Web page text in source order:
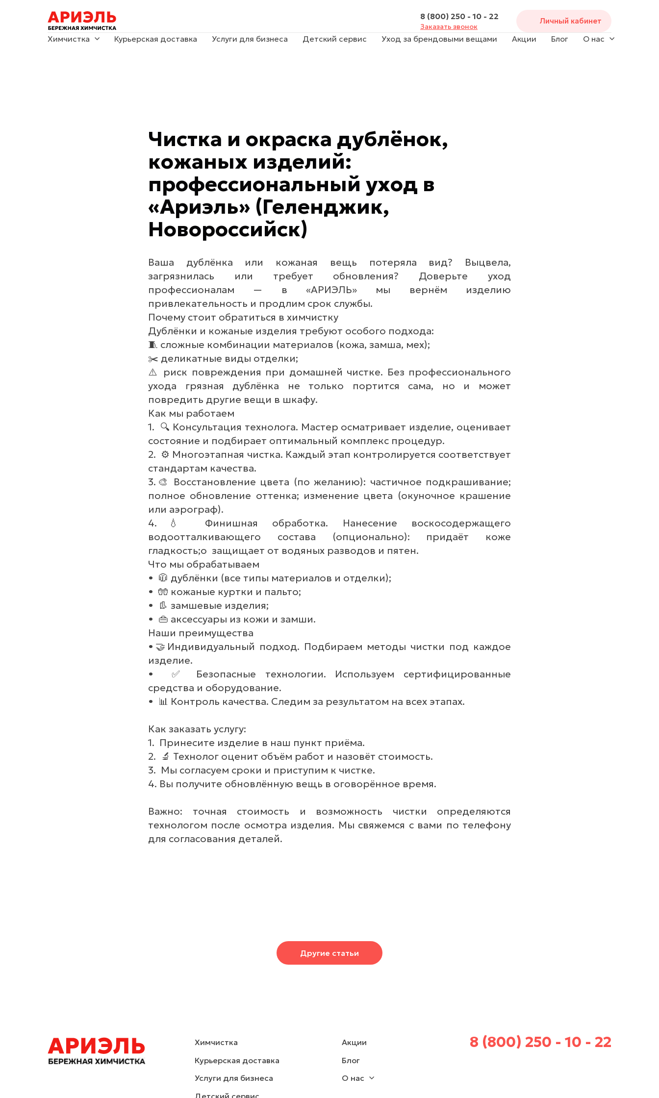
8 (800) 250 - 10 - 22
Заказать звонок
Личный кабинет
Химчистка Курьерская доставка Услуги для бизнеса Детский сервис Уход за брендовыми вещами Акции Блог О нас
Чистка и окраска дублёнок,
кожаных изделий:
профессиональный уход в
«Ариэль» (Геленджик,
Новороссийск)
Ваша дублёнка или кожаная вещь потеряла вид? Выцвела,
загрязнилась или требует обновления? Доверьте уход
профессионалам — в «АРИЭЛЬ» мы вернём изделию
привлекательность и продлим срок службы.
Почему стоит обратиться в химчистку
Дублёнки и кожаные изделия требуют особого подхода:
🧵 сложные комбинации материалов (кожа, замша, мех);
✂️ деликатные виды отделки;
⚠️ риск повреждения при домашней чистке. Без профессионального
ухода грязная дублёнка не только портится сама, но и может
повредить другие вещи в шкафу.
Как мы работаем
1. 🔍 Консультация технолога. Мастер осматривает изделие, оценивает
состояние и подбирает оптимальный комплекс процедур.
2. ⚙️ Многоэтапная чистка. Каждый этап контролируется соответствует
стандартам качества.
3.🎨 Восстановление цвета (по желанию): частичное подкрашивание;
полное обновление оттенка; изменение цвета (окуночное крашение
или аэрограф).
4.💧 Финишная обработка. Нанесение воскосодержащего
водоотталкивающего состава (опционально): придаёт коже
гладкость;o защищает от водяных разводов и пятен.
Что мы обрабатываем
• 🧥 дублёнки (все типы материалов и отделки);
• 🧤 кожаные куртки и пальто;
• 👢 замшевые изделия;
• 👜 аксессуары из кожи и замши.
Наши преимущества
•🤝Индивидуальный подход. Подбираем методы чистки под каждое
изделие.
• ✅ Безопасные технологии. Используем сертифицированные
средства и оборудование.
• 📊 Контроль качества. Следим за результатом на всех этапах.
Как заказать услугу:
1. Принесите изделие в наш пункт приёма.
2. 🔬 Технолог оценит объём работ и назовёт стоимость.
3. Мы согласуем сроки и приступим к чистке.
4. Вы получите обновлённую вещь в оговорённое время.
Важно: точная стоимость и возможность чистки определяются
технологом после осмотра изделия. Мы свяжемся с вами по телефону
для согласования деталей.
Другие статьи
Химчистка
Курьерская доставка
Услуги для бизнеса
Детский сервис
Акции
Блог
О нас
8 (800) 250 - 10 - 22